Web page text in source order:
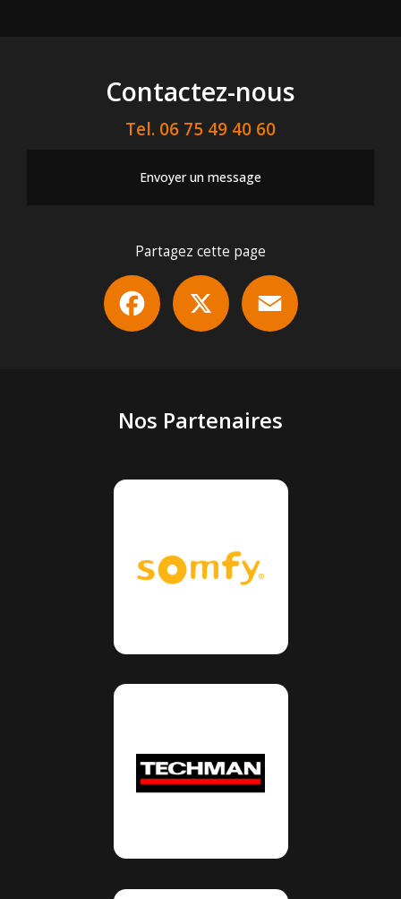
Contactez-nous
Tel. 06 75 49 40 60
Envoyer un message
Partagez cette page
Facebook
Nos Partenaires